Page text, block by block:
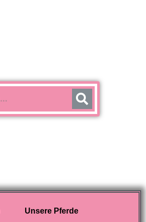
Unsere Pferde